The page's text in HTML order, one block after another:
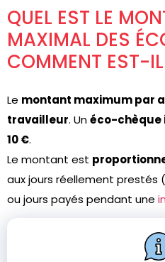
QUEL EST LE
MAXIMAL DES
COMMENT EST-
Le montant maximum par
travailleur. Unéco-chèque
10 €.
Le montant est
aux jours réellement prestés
ou jours payés pendant une